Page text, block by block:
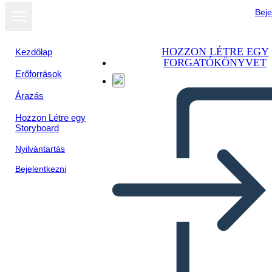
Kezdőlap
Erőforrások
Árazás
Hozzon Létre egy
Storyboard
Nyilvántartás
Bejelentkezni
HOZZON LÉTRE EGY
FORGATÓKÖNYVET